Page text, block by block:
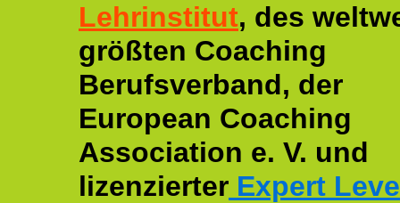
Lehrinstitut, des
größten Coaching
Berufsverband, der
European Coaching
Association e. V. und
lizenzierter Expert